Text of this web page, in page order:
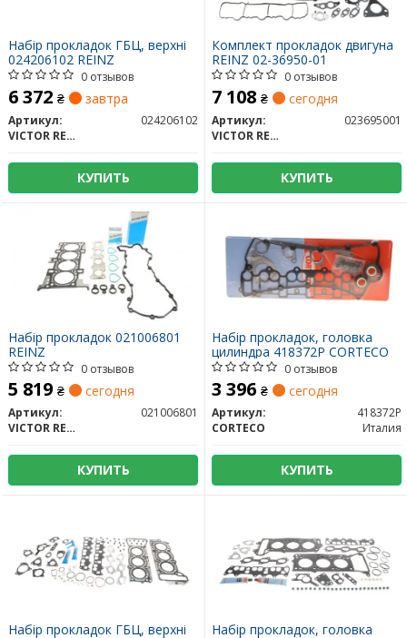
Набір прокладок ГБЦ, верхні
024206102 REINZ
0 отзывов
6 372 ₴ завтра
Артикул:
024206102
VICTOR REINZ
КУПИТЬ
Комплект прокладок двигуна
REINZ 02-36950-01
0 отзывов
7 108 ₴ сегодня
Артикул:
023695001
VICTOR REINZ
КУПИТЬ
Набір прокладок 021006801
REINZ
0 отзывов
5 819 ₴ сегодня
Артикул:
021006801
VICTOR REINZ
КУПИТЬ
Набір прокладок, головка
цилиндра 418372P CORTECO
0 отзывов
3 396 ₴ сегодня
Артикул:
418372P
CORTECO
Италия
КУПИТЬ
Набір прокладок ГБЦ, верхні
Набір прокладок, головка